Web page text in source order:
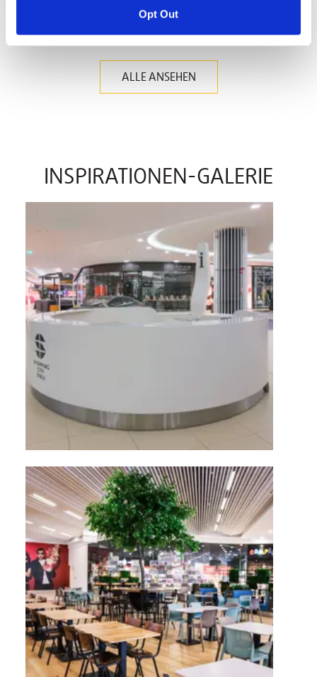
Opt Out
ALLE ANSEHEN
INSPIRATIONEN-GALERIE